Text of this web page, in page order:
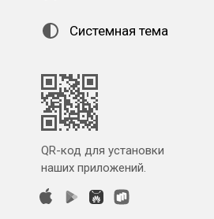
Системная тема
QR-код для установки
наших приложений.